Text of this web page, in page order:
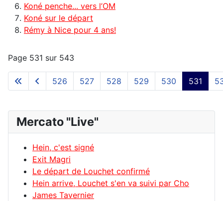
Koné penche... vers l’OM
Koné sur le départ
Rémy à Nice pour 4 ans!
Page 531 sur 543
526 527 528 529 530 531
Mercato "Live"
Hein, c'est signé
Exit Magri
Le départ de Louchet confirmé
Hein arrive, Louchet s'en va suivi par Cho
James Tavernier